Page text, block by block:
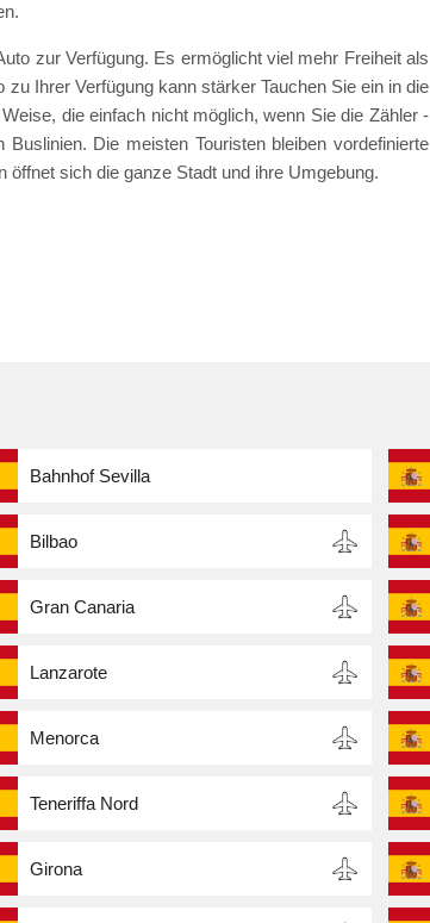
zur Verfügung. Es ermöglicht viel mehr Freiheit als
Ihrer Verfügung kann stärker Tauchen Sie ein in die
die einfach nicht möglich, wenn Sie die Zähler -
Die meisten Touristen bleiben vordefinierte
sich die ganze Stadt und ihre Umgebung.
Bahnhof Sevilla
Bilbao
Gran Canaria
Lanzarote
Menorca
Teneriffa Nord
Girona